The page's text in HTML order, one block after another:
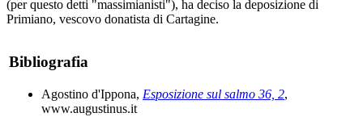
(per questo detti "massimianisti"), ha deciso la deposizione di
Primiano, vescovo donatista di Cartagine.
Bibliografia
Agostino d'Ippona, Esposizione sul salmo 36, 2,
www.augustinus.it